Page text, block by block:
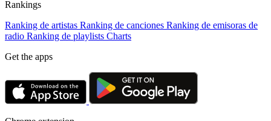
Rankings
Ranking de artistas Ranking de canciones Ranking de emisoras de
radio Ranking de playlists Charts
Get the apps